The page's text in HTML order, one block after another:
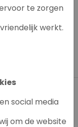
te zorgen
werkt.
social media
om de website